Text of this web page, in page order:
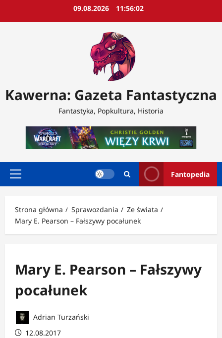
09.08.2026 11:56:05
Kawerna: Gazeta Fantastyczna
Fantastyka, Popkultura, Historia
Menu
Fantopedia
Strona główna Sprawozdania
Ze świata
Mary E. Pearson – Fałszywy pocałunek
Mary E. Pearson – Fałszywy
pocałunek
Adrian Turzański
12.08.2017